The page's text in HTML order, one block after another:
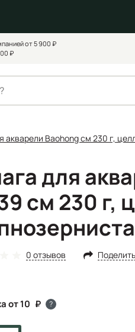
от 5 900 ₽
₽
акварели Baohong см 230 г,
для
см 230 г,
0 отзывов
от 10 ?